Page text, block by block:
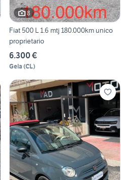
8
Fiat 500 L 1.6 mtj 180.000km unico
proprietario
6.300 €
Gela (CL)